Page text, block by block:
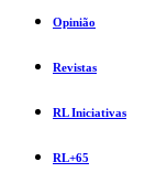
Opinião
Revistas
RL Iniciativas
RL+65